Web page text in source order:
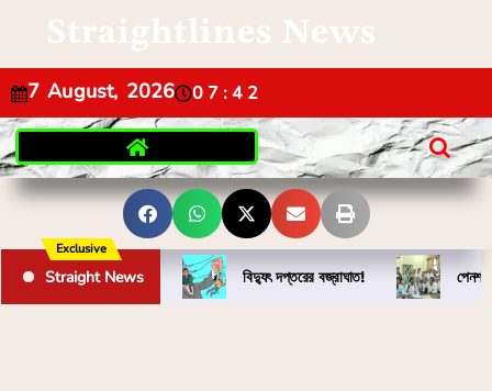
Straightlines News
7 August, 2026 07:42
Exclusive
Straight News বিদ্যুৎ দপ্তরের বজ্রাঘাত! পেনশন